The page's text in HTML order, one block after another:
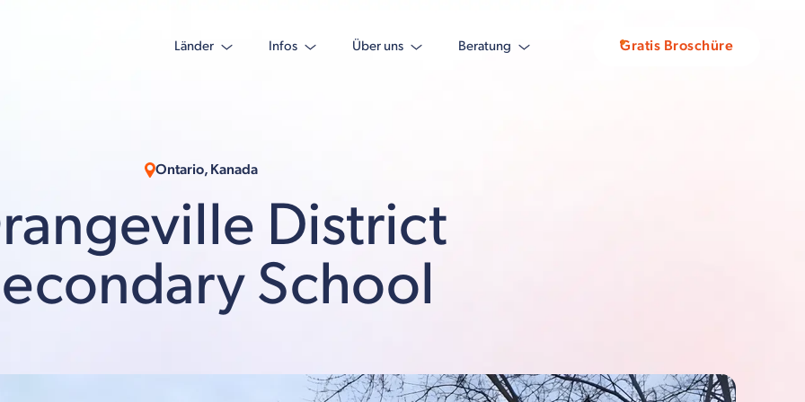
Länder Infos Über uns Beratung Gratis Broschüre
Ontario, Kanada
District
School